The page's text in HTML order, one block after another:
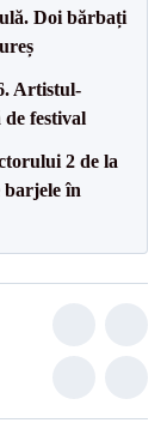
Doi bărbați
Artistul-
festival
2 de la
barjele în